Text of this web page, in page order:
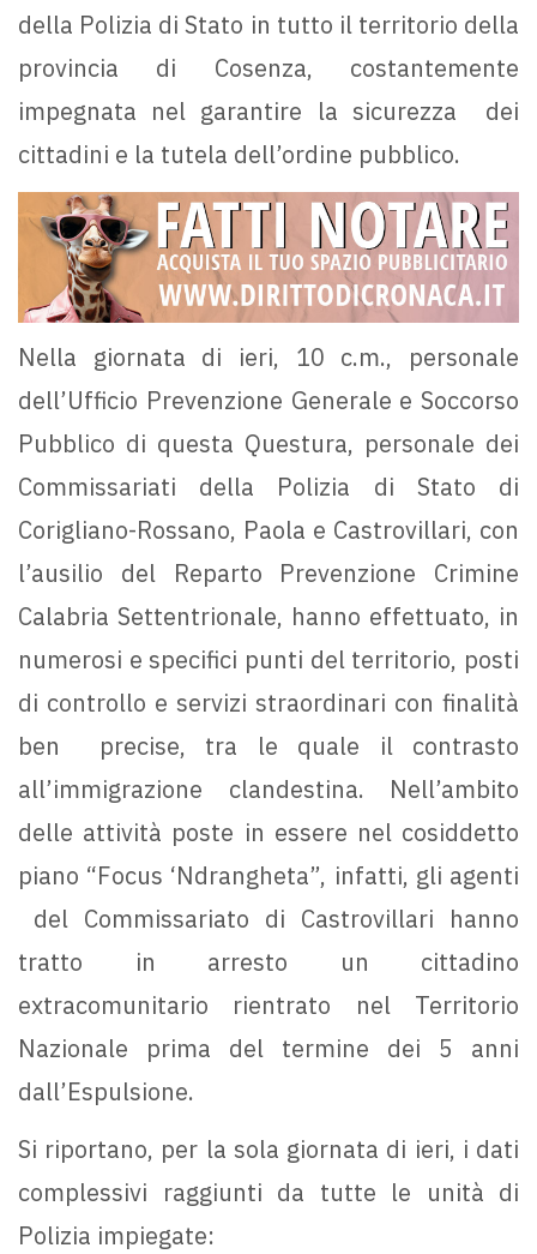
della Polizia di Stato in tutto il territorio della
provincia di Cosenza, costantemente
impegnata nel garantire la sicurezza dei
cittadini e la tutela dell’ordine pubblico.
Nella giornata di ieri, 10 c.m., personale
dell’Ufficio Prevenzione Generale e Soccorso
Pubblico di questa Questura, personale dei
Commissariati della Polizia di Stato di
Corigliano-Rossano, Paola e Castrovillari, con
l’ausilio del Reparto Prevenzione Crimine
Calabria Settentrionale, hanno effettuato, in
numerosi e specifici punti del territorio, posti
di controllo e servizi straordinari con finalità
ben precise, tra le quale il contrasto
all’immigrazione clandestina. Nell’ambito
delle attività poste in essere nel cosiddetto
piano “Focus ‘Ndrangheta”, infatti, gli agenti
del Commissariato di Castrovillari hanno
tratto in arresto un cittadino
extracomunitario rientrato nel Territorio
Nazionale prima del termine dei 5 anni
dall’Espulsione.
Si riportano, per la sola giornata di ieri, i dati
complessivi raggiunti da tutte le unità di
Polizia impiegate: